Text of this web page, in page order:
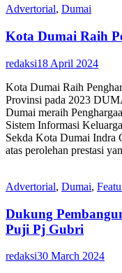
Advertorial, Dumai
Kota Dumai Raih
redaksi18 April 2024
Kota Dumai Raih
Provinsi pada 2023
Dumai meraih
Sistem Informasi
Sekda Kota Dumai Indra
atas perolehan prestasi
Advertorial, Dumai,
Dukung
Puji Pj Gubri
redaksi30 March 2024